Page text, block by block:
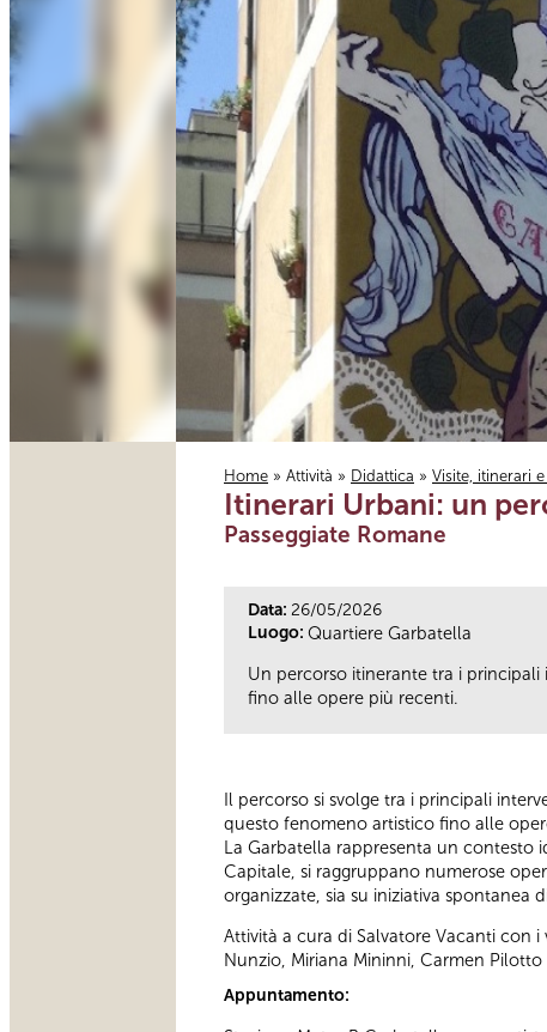
Tu sei qui
Home » Attività » Didattica » Visite, itinerari
Itinerari Urbani: un
Passeggiate Romane
Data: 26/05/2026
Luogo: Quartiere Garbatella
Un percorso itinerante tra i
fino alle opere più recenti.
Il percorso si svolge tra i principali
questo fenomeno artistico fino alle
La Garbatella rappresenta un
Capitale, si raggruppano numerose
organizzate, sia su iniziativa spontanea
Attività a cura di Salvatore Vacanti con i
Nunzio, Miriana Mininni, Carmen Pilotto
Appuntamento: